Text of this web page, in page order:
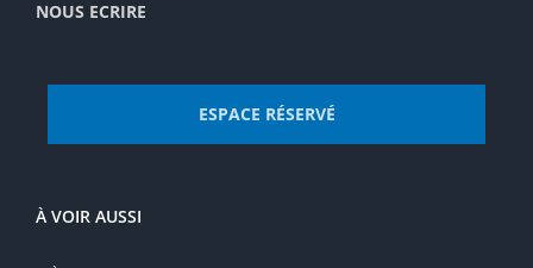
NOUS ECRIRE
ESPACE RÉSERVÉ
À VOIR AUSSI